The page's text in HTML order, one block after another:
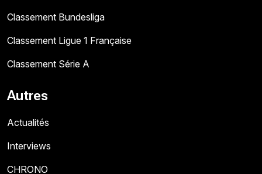
Classement Bundesliga
Classement Ligue 1 Française
Classement Série A
Autres
Actualités
Interviews
CHRONO